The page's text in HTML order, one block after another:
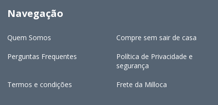
Navegação
Quem Somos Compre sem sair de casa
Perguntas Frequentes
Política de Privacidade e
segurança
Termos e condições Frete da Milloca